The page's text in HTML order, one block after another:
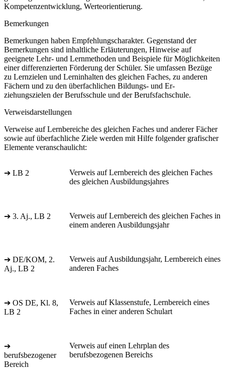
Kompetenzentwicklung, Werteorientierung.
Bemerkungen
Bemerkungen haben Empfehlungscharakter. Gegenstand der
Bemerkungen sind inhaltliche Erläuterungen, Hinweise auf
geeignete Lehr- und Lernmethoden und Beispiele für Möglichkeiten
einer differenzierten Förderung der Schüler. Sie umfassen Bezüge
zu Lernzielen und Lerninhalten des gleichen Faches, zu anderen
Fächern und zu den überfachlichen Bildungs- und Er-
ziehungszielen der Berufsschule und der Berufsfachschule.
Verweisdarstellungen
Verweise auf Lernbereiche des gleichen Faches und anderer Fächer
sowie auf überfachliche Ziele werden mit Hilfe folgender grafischer
Elemente veranschaulicht:
➔ LB 2
Verweis auf Lernbereich des gleichen Faches
des gleichen Ausbildungsjahres
➔ 3. Aj., LB 2
Verweis auf Lernbereich des gleichen Faches in
einem anderen Ausbildungsjahr
➔ DE/KOM, 2.
Aj., LB 2
Verweis auf Ausbildungsjahr, Lernbereich eines
anderen Faches
➔ OS DE, Kl. 8,
LB 2
Verweis auf Klassenstufe, Lernbereich eines
Faches in einer anderen Schulart
➔
berufsbezogener
Bereich
Verweis auf einen Lehrplan des
berufsbezogenen Bereichs